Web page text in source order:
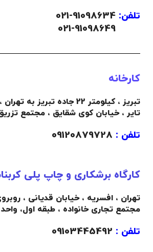
تلفن:
کارخانه
تبریز ، کیلومتر 22 جاده
تایر ، خیابان کوی شقایق ، مجتمع
تلفن :
کارگاه برشکاری و چاپ پلی
تهران ، افسریه ، خیابان قدیانی ،
مجتمع تجاری خانواده ، طبقه اول، واحد 131
تلفن :